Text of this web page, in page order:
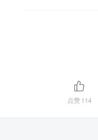
点赞114